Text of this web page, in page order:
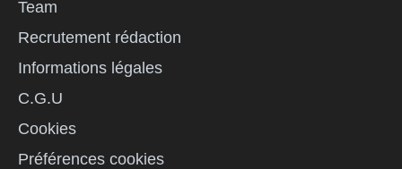
Team
Recrutement rédaction
Informations légales
C.G.U
Cookies
Préférences cookies